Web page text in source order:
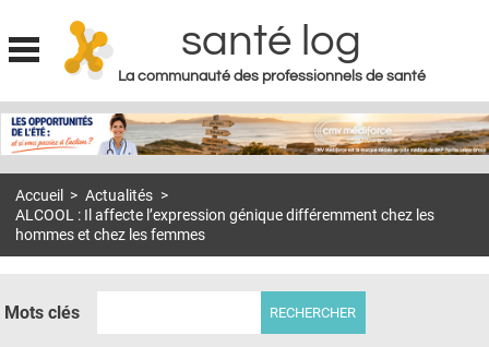
Jump to navigation
santé log
La communauté des professionnels de santé
MON COMPTE
S'ABONNER À LA REVUE SOIN À DOMICILE
Accueil > Actualités >
ALCOOL : Il affecte l’expression génique différemment chez les
hommes et chez les femmes
Mots clés